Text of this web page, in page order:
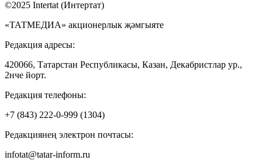
©2025 Intertat (Интертат)
«ТАТМЕДИА» акционерлык җәмгыяте
Редакция адресы:
420066, Татарстан Республикасы, Казан, Декабристлар ур.,
2нче йорт.
Редакция телефоны:
+7 (843) 222-0-999 (1304)
Редакциянең электрон почтасы:
infotat@tatar-inform.ru